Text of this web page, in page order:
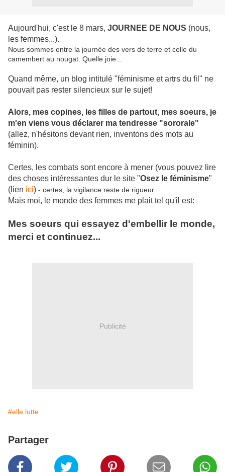
Aujourd'hui, c'est le 8 mars, JOURNEE DE NOUS (nous,
les femmes...).
Nous sommes entre la journée des vers de terre et celle du
camembert au nougat. Quelle joie...
Quand même, un blog intitulé "féminisme et artrs du fil" ne
pouvait pas rester silencieux sur le sujet!
Alors, mes copines, les filles de partout, mes soeurs, je
m'en viens vous déclarer ma tendresse "sororale"
(allez, n'hésitons devant rien, inventons des mots au
féminin).
Certes, les combats sont encore à mener (vous pouvez lire
des choses intéressantes dur le site "Osez le féminisme"
(lien ici) - certes, la vigilance reste de rigueur...
Mais moi, le monde des femmes me plait tel qu'il est:
Mes soeurs qui essayez d'embellir le monde,
merci et continuez...
Publicité
#elle lutte
Partager